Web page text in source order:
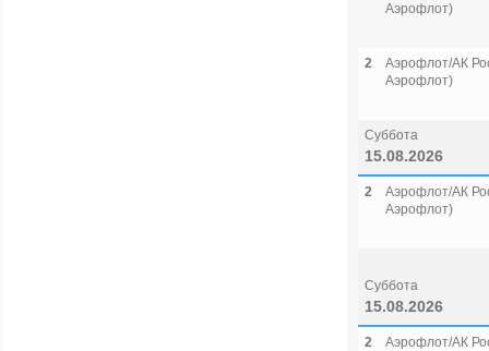
Аэрофлот)
2
Аэрофлот/АК
Аэрофлот)
Суббота
15.08.2026
2
Аэрофлот/АК
Аэрофлот)
Суббота
15.08.2026
2
Аэрофлот/АК